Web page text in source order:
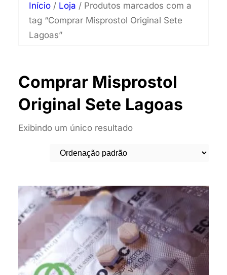
Início / Loja / Produtos marcados com a
tag “Comprar Misprostol Original Sete
Lagoas”
Comprar Misprostol
Original Sete Lagoas
Exibindo um único resultado